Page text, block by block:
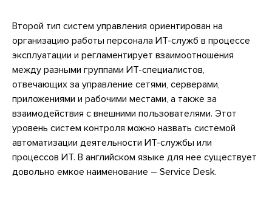
Второй тип систем управления ориентирован на
организацию работы персонала ИТ-служб в процессе
эксплуатации и регламентирует взаимоотношения
между разными группами ИТ-специалистов,
отвечающих за управление сетями, серверами,
приложениями и рабочими местами, а также за
взаимодействия с внешними пользователями. Этот
уровень систем контроля можно назвать системой
автоматизации деятельности ИТ-службы или
процессов ИТ. В английском языке для нее существует
довольно емкое наименование – Service Desk.